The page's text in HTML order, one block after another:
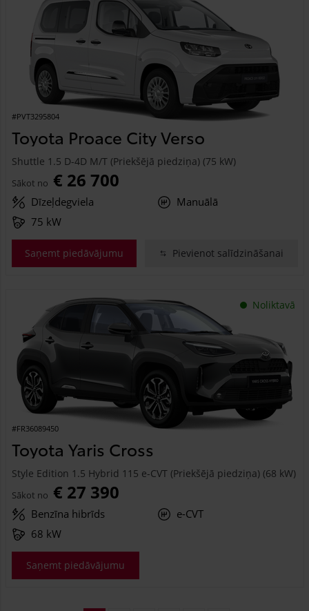
#PVT3295804
Toyota Proace City Verso
Shuttle 1.5 D-4D M/T (Priekšējā piedziņa) (75 kW)
Sākot no € 26 700
Dīzeļdegviela
Manuālā
75 kW
Saņemt piedāvājumu Pievienot salīdzināšanai
Noliktavā
#FR36089450
Toyota Yaris Cross
Style Edition 1.5 Hybrid 115 e-CVT (Priekšējā piedziņa) (68 kW)
Sākot no € 27 390
Benzīna hibrīds
e-CVT
68 kW
Saņemt piedāvājumu